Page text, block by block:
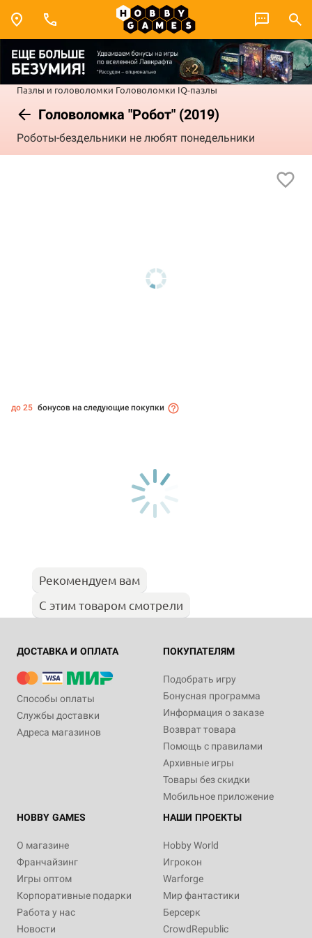
Пазлы и головоломки Головоломки IQ-пазлы
Головоломка "Робот" (2019)
Роботы-бездельники не любят понедельники
до 25 бонусов на следующие покупки
Рекомендуем вам
С этим товаром смотрели
ДОСТАВКА И ОПЛАТА
Способы оплаты
Службы доставки
Адреса магазинов
ПОКУПАТЕЛЯМ
Подобрать игру
Бонусная программа
Информация о заказе
Возврат товара
Помощь с правилами
Архивные игры
Товары без скидки
Мобильное приложение
HOBBY GAMES
О магазине
Франчайзинг
Игры оптом
Корпоративные подарки
Работа у нас
Новости
НАШИ ПРОЕКТЫ
Hobby World
Игрокон
Warforge
Мир фантастики
Берсерк
CrowdRepublic